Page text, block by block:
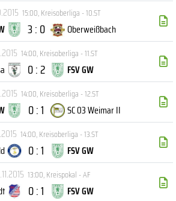
15:00,Kreisoberliga - 10.ST
3 : 0
Oberweißbach
14:00,Kreisoberliga - 11.ST
0 : 2
FSV GW
14:00,Kreisoberliga - 12.ST
0 : 1
SC 03 Weimar II
14:00,Kreisoberliga - 13.ST
0 : 1
FSV GW
13:00,Kreispokal - AF
0 : 1
FSV GW